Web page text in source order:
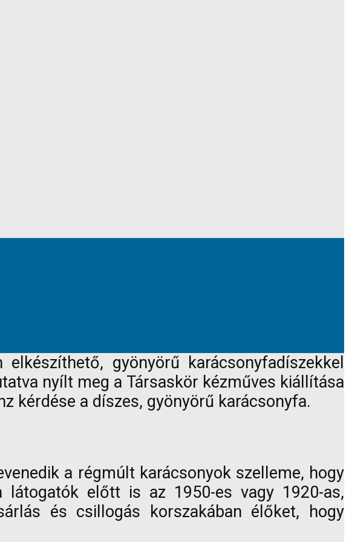
gyönyörű karácsonyfadíszekkel
nyílt meg a Társaskör kézműves kiállítása
kérdése a díszes, gyönyörű karácsonyfa.
a régmúlt karácsonyok szelleme, hogy
előtt is az 1950-es vagy 1920-as,
és csillogás korszakában élőket, hogy